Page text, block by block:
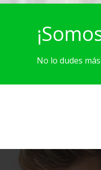
No lo dudes